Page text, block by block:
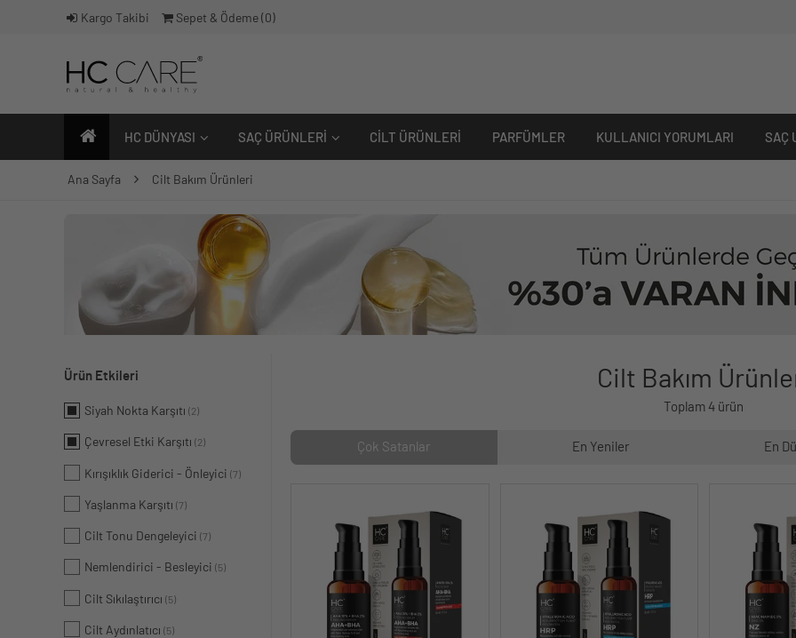
Kargo Takibi Sepet & Ödeme ( 0 )
HC DÜNYASI SAÇ ÜRÜNLERI CILT ÜRÜNLERI PARFÜMLER KULLANICI YORUMLARI SAÇ
Ana Sayfa Cilt Bakım Ürünleri
Ürün Etkileri
Siyah Nokta Karşıtı (2)
Çevresel Etki Karşıtı (2)
Kırışıklık Giderici - Önleyici (7)
Yaşlanma Karşıtı (7)
Cilt Tonu Dengeleyici (7)
Nemlendirici - Besleyici (5)
Cilt Sıkılaştırıcı (5)
Cilt Aydınlatıcı (5)
Cilt Bakım
Toplam 4 ürün
Çok Satanlar En Yeniler En